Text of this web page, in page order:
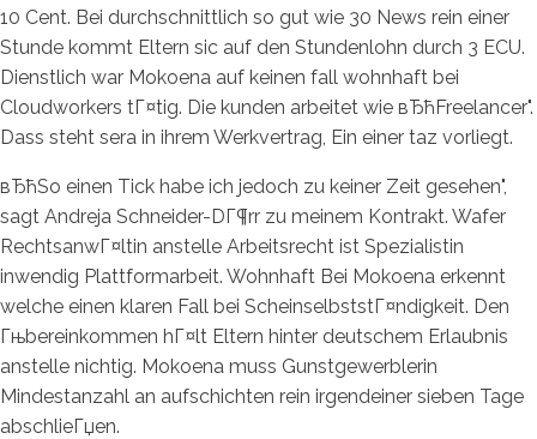
10 Cent. Bei durchschnittlich so gut wie 30 News rein einer
Stunde kommt Eltern sic auf den Stundenlohn durch 3 ECU.
Dienstlich war Mokoena auf keinen fall wohnhaft bei
Cloudworkers tГ¤tig. Die kunden arbeitet wie вЂћFreelancer".
Dass steht sera in ihrem Werkvertrag, Ein einer taz vorliegt.
вЂћSo einen Tick habe ich jedoch zu keiner Zeit gesehen",
sagt Andreja Schneider-DГ¶rr zu meinem Kontrakt. Wafer
RechtsanwГ¤ltin anstelle Arbeitsrecht ist Spezialistin
inwendig Plattformarbeit. Wohnhaft Bei Mokoena erkennt
welche einen klaren Fall bei ScheinselbststГ¤ndigkeit. Den
Гњbereinkommen hГ¤lt Eltern hinter deutschem Erlaubnis
anstelle nichtig. Mokoena muss Gunstgewerblerin
Mindestanzahl an aufschichten rein irgendeiner sieben Tage
abschlieГџen.